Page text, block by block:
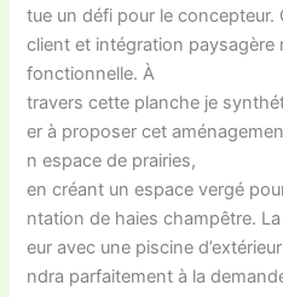
tue un défi pour le
client et intégration paysagère
fonctionnelle. À
travers cette planche je
er à proposer cet
n espace de prairies,
en créant un espace vergé
ntation de haies champêtre. La
eur avec une piscine
ndra parfaitement à la